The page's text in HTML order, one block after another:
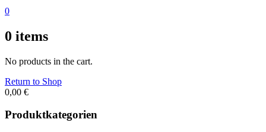
0
0 items
No products in the cart.
Return to Shop
0,00 €
Produktkategorien